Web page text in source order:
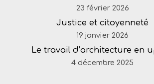
23 février 2026
Justice et citoyenneté
19 janvier 2026
Le travail d’architecture en
4 décembre 2025